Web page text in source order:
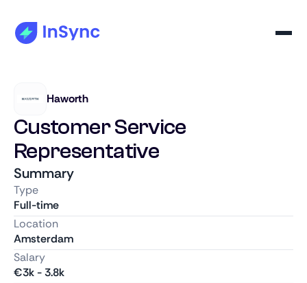
Haworth
Customer Service
Representative
Summary
Type
Full-time
Location
Amsterdam
Salary
€3k-3.8k